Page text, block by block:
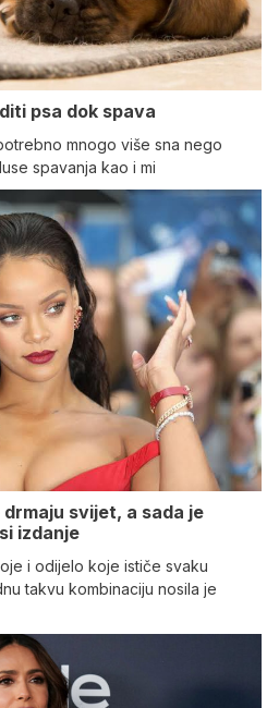
psa dok spava
mnogo više sna nego
spavanja kao i mi
svijet, a sada je
izdanje
i odijelo koje ističe svaku
takvu kombinaciju nosila je